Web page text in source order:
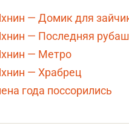
— Домик для
— Последняя
— Метро
— Храбрец
года поссорились